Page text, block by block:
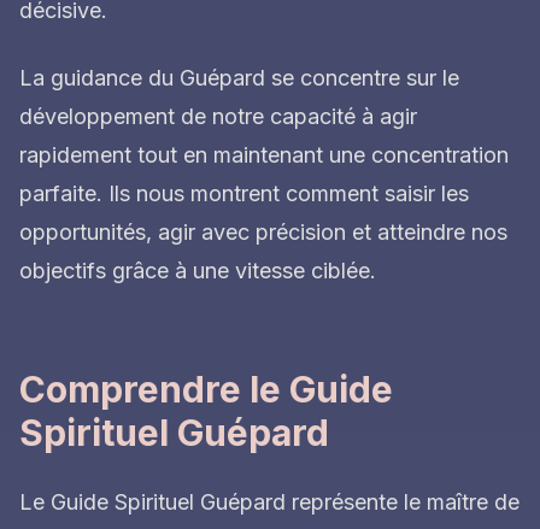
décisive.
La guidance du Guépard se concentre sur le
développement de notre capacité à agir
rapidement tout en maintenant une concentration
parfaite. Ils nous montrent comment saisir les
opportunités, agir avec précision et atteindre nos
objectifs grâce à une vitesse ciblée.
Comprendre le Guide
Spirituel Guépard
Le Guide Spirituel Guépard représente le maître de